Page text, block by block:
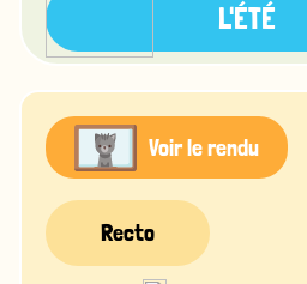
L'ÉTÉ
Voir le rendu